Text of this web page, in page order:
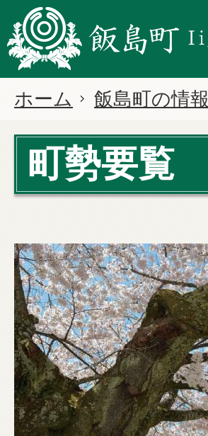
ホーム 飯島町の情報
町勢要覧